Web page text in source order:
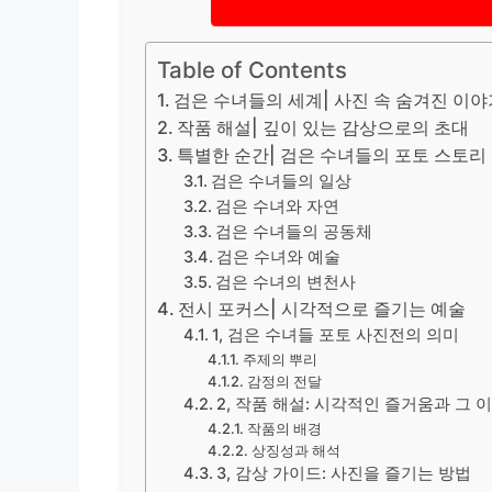
Table of Contents
검은 수녀들의 세계| 사진 속 숨겨진 이야
작품 해설| 깊이 있는 감상으로의 초대
특별한 순간| 검은 수녀들의 포토 스토리
검은 수녀들의 일상
검은 수녀와 자연
검은 수녀들의 공동체
검은 수녀와 예술
검은 수녀의 변천사
전시 포커스| 시각적으로 즐기는 예술
1, 검은 수녀들 포토 사진전의 의미
주제의 뿌리
감정의 전달
2, 작품 해설: 시각적인 즐거움과 그
작품의 배경
상징성과 해석
3, 감상 가이드: 사진을 즐기는 방법